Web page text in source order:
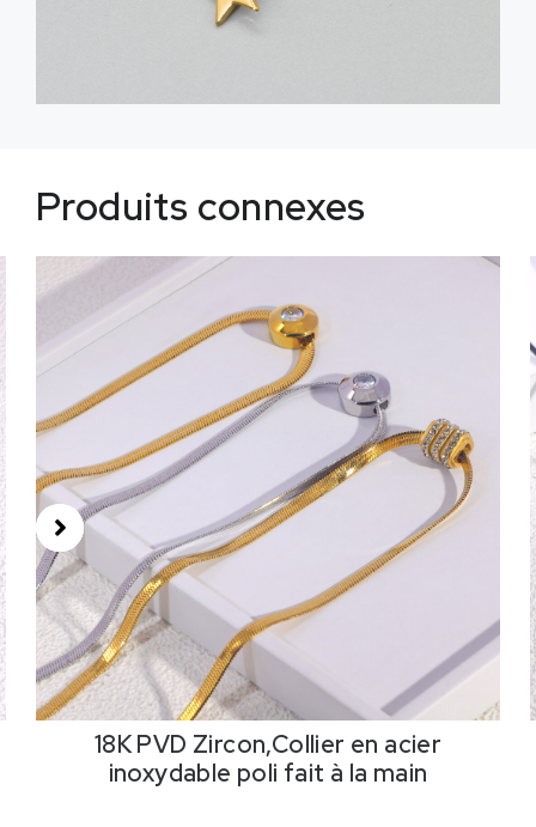
Produits connexes
18K PVD Zircon,Collier en acier
inoxydable poli fait à la main